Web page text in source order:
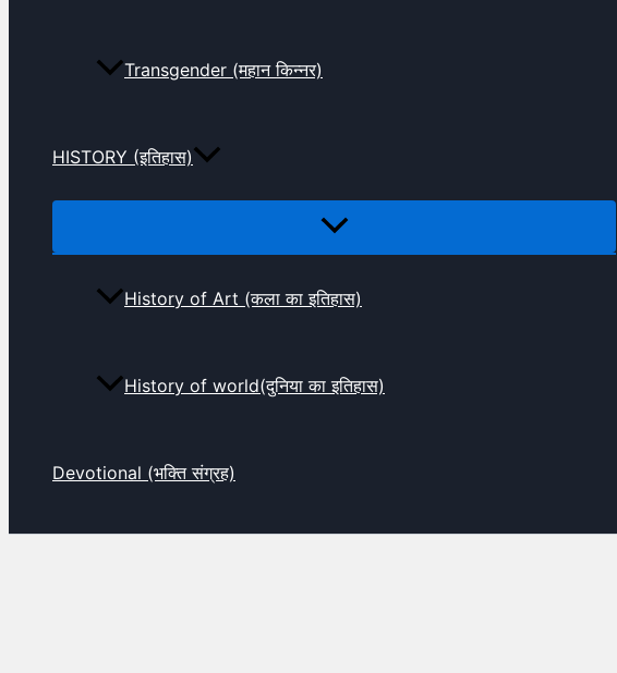
Transgender (महान किन्नर)
HISTORY (इतिहास)
History of Art (कला का इतिहास)
History of world(दुनिया का इतिहास)
Devotional (भक्ति संग्रह)